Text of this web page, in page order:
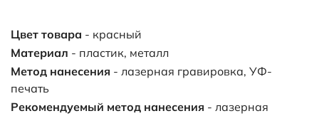
Цвет товара - красный
Материал - пластик, металл
Метод нанесения - лазерная гравировка, УФ-
печать
Рекомендуемый метод нанесения - лазерная